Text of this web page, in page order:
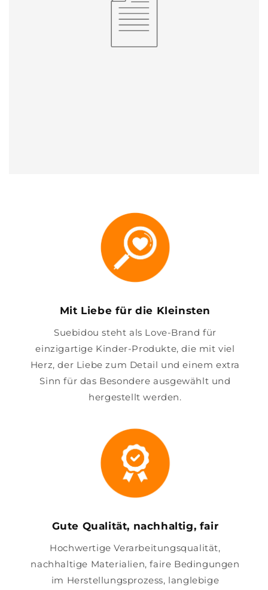
Mit Liebe für die Kleinsten
Suebidou steht als Love-Brand für
einzigartige Kinder-Produkte, die mit viel
Herz, der Liebe zum Detail und einem extra
Sinn für das Besondere ausgewählt und
hergestellt werden.
Gute Qualität, nachhaltig, fair
Hochwertige Verarbeitungsqualität,
nachhaltige Materialien, faire Bedingungen
im Herstellungsprozess, langlebige